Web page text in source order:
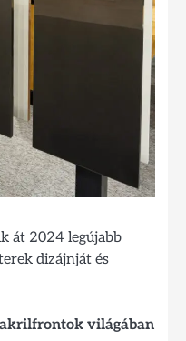
át 2024 legújabb
dizájnját és
világában